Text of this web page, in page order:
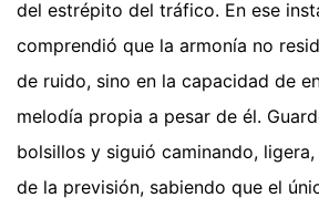
del estrépito del tráfico. En ese
comprendió que la armonía no
de ruido, sino en la capacidad de
melodía propia a pesar de él.
bolsillos y siguió caminando,
de la previsión, sabiendo que el